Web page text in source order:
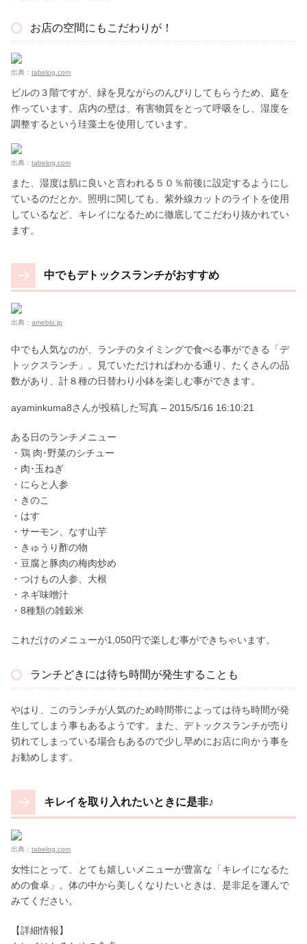
お店の空間にもこだわりが！
出典： tabelog.com
ビルの３階ですが、緑を見ながらのんびりしてもらうため、庭を
作っています。店内の壁は、有害物質をとって呼吸をし、湿度を
調整するという珪藻土を使用しています。
出典： tabelog.com
また、湿度は肌に良いと言われる５０％前後に設定するようにし
ているのだとか。照明に関しても、紫外線カットのライトを使用
しているなど、キレイになるために徹底してこだわり抜かれてい
ます。
中でもデトックスランチがおすすめ
出典： ameblo.jp
中でも人気なのが、ランチのタイミングで食べる事ができる「デ
トックスランチ」。見ていただければわかる通り、たくさんの品
数があり、計８種の日替わり小鉢を楽しむ事ができます。
ayaminkuma8さんが投稿した写真 – 2015/5/16 16:10:21
ある日のランチメニュー
・鶏 肉･野菜のシチュー
・肉･玉ねぎ
・にらと人参
・きのこ
・はす
・サーモン、なす山芋
・きゅうり酢の物
・豆腐と豚肉の梅肉炒め
・つけもの人参、大根
・ネギ味噌汁
・8種類の雑穀米
これだけのメニューが1,050円で楽しむ事ができちゃいます。
ランチどきには待ち時間が発生することも
やはり、このランチが人気のため時間帯によっては待ち時間が発
生してしまう事もあるようです。また、デトックスランチが売り
切れてしまっている場合もあるので少し早めにお店に向かう事を
お勧めします。
キレイを取り入れたいときに是非♪
出典： tabelog.com
女性にとって、とても嬉しいメニューが豊富な「キレイになるた
めの食卓」。体の中から美しくなりたいときは、是非足を運んで
みてください。
【詳細情報】